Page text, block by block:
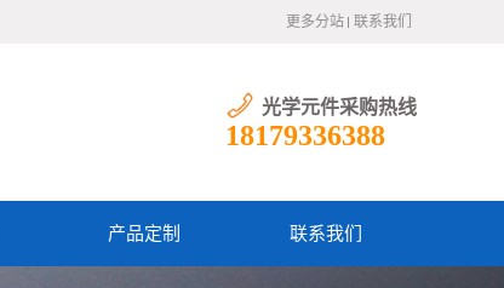
更多分站 联系我们
光学元件采购热线
18179336388
产品定制 联系我们